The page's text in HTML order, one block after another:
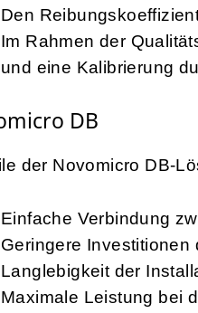
Den
Im Rahmen der
und eine Kalibrierung
DB
der Novomicro DB-
Einfache Verbindung
Geringere Investitionen
Langlebigkeit der
Maximale Leistung bei